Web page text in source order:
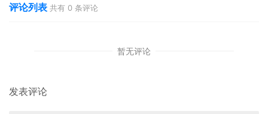
评论列表 共有 0 条评论
暂无评论
发表评论